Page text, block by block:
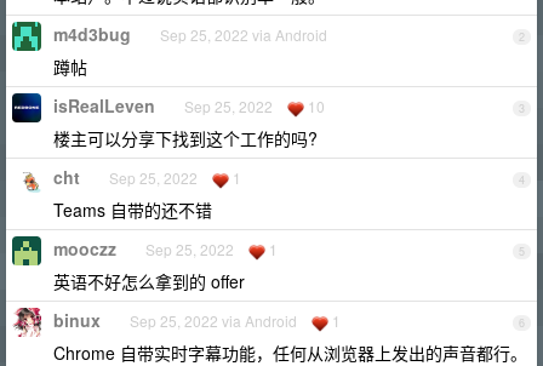
2
m4d3bug Sep 25, 2022 via Android
蹲帖
3
isRealLeven Sep 25, 2022 10
楼主可以分享下找到这个工作的吗?
4
cht Sep 25, 2022 1
Teams 自带的还不错
5
mooczz Sep 25, 2022 1
英语不好怎么拿到的 offer
6
binux Sep 25, 2022 via Android 1
Chrome 自带实时字幕功能，任何从浏览器上发出的声音都行。